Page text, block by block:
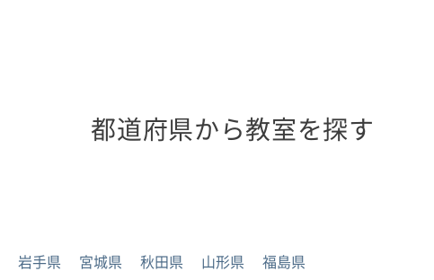
都道府県から教室を探す
岩手県 宮城県 秋田県 山形県 福島県